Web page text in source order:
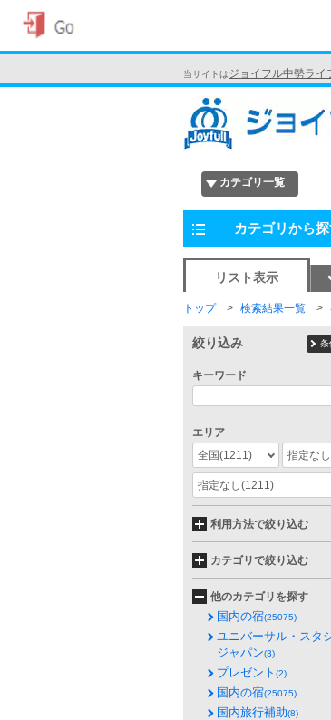
当サイトはジョイフル中勢ライ
カテゴリ一覧
カテゴリから
リスト表示
トップ 検索結果一覧
絞り込み 条
キーワード
エリア
全国(1211) 指定なし
指定なし(1211)
利用方法で絞り込む
カテゴリで絞り込む
他のカテゴリを探す
国内の宿(25075)
ユニバーサル・スタ
ジャパン(3)
プレゼント (2)
国内の宿(25075)
国内旅行補助(8)